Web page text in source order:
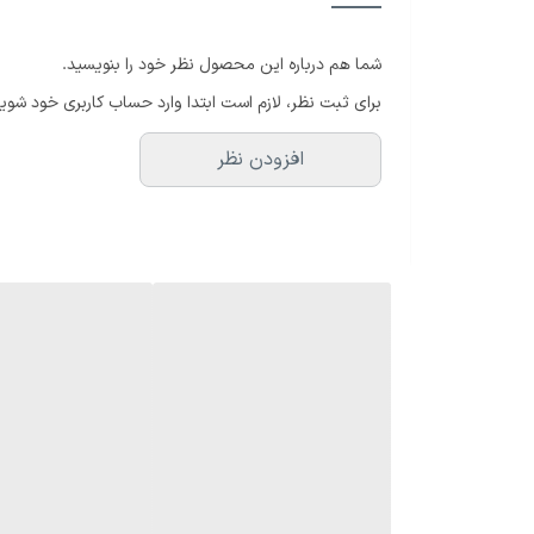
شما هم درباره این محصول نظر خود را بنویسید.
برای ثبت نظر، لازم است ابتدا وارد حساب کاربری خود
افزودن نظر